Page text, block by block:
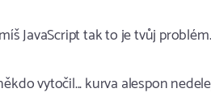
JavaScript tak to je tvůj problém.
vytočil... kurva alespon